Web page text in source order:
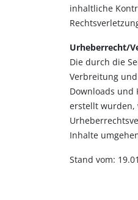
inhaltliche
Urheberrecht/
Die durch die
Verbreitung
Downloads und
erstellt wurden,
Inhalte
Stand vom: